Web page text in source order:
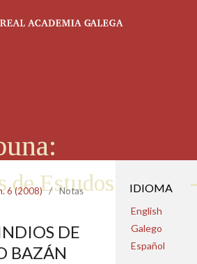
de Estudos da
6 (2008) / Notas
DE
BAZÁN
IDIOMA
English
Galego
Español